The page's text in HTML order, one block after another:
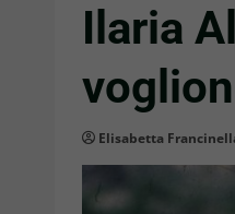
Ilaria
Elisabetta